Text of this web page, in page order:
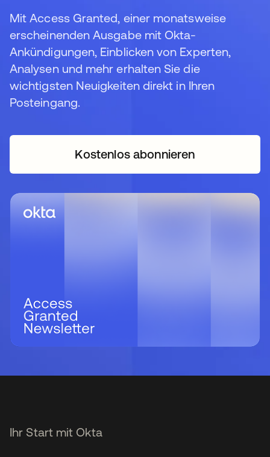
Mit Access Granted, einer monatsweise
erscheinenden Ausgabe mit Okta-
Ankündigungen, Einblicken von Experten,
Analysen und mehr erhalten Sie die
wichtigsten Neuigkeiten direkt in Ihren
Posteingang.
Kostenlos abonnieren
wird in einer neuen
Ihr Start mit Okta